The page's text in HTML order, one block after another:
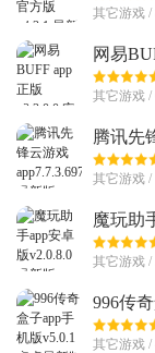
其它游戏 /
网易
其它游戏 /
腾讯先
版
其它游戏 /
魔玩助
其它游戏 /
996传
版
其它游戏 /